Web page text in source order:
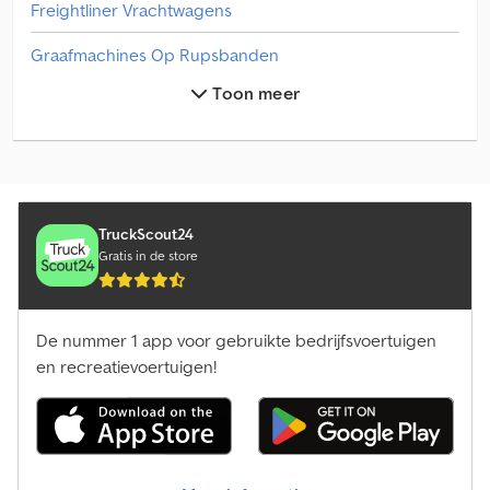
Freightliner Vrachtwagens
Graafmachines Op Rupsbanden
Groenteteelt Equipment
Onderdelen & Toebehoren Voor Bouwmachines
Overige
Overige Aanhangers
Overige Andere Campers & Camper Trucks
Overige Asfaltfrezen
Overige Bodemfrezen / Bodemstabilisatoren
Toon meer
TruckScout24
Gratis in de store
De nummer 1 app voor gebruikte bedrijfsvoertuigen
en recreatievoertuigen!